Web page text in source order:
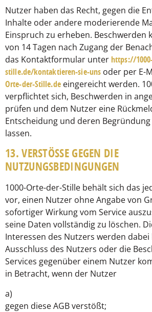
Nutzer haben das Recht, gegen die
Inhalte oder andere moderierende
Einspruch zu erheben. Beschwerden
von 14 Tagen nach Zugang der
das Kontaktformular unter https://
stille.de/kontaktieren-sie-uns oder per E-
Orte-der-Stille.deeingereicht werden.
verpflichtet sich, Beschwerden in
prüfen und dem Nutzer eine
Entscheidung und deren
lassen.
13. VERSTÖSSE GEGEN DIE
NUTZUNGSBEDINGUNGEN
1000-Orte-der-Stille behält sich das
vor, einen Nutzer ohne Angabe von
sofortiger Wirkung vom Service
seine Daten vollständig zu löschen.
Interessen des Nutzers werden
Ausschluss des Nutzers oder die
Services gegenüber einem Nutzer
in Betracht, wenn der Nutzer
a)
gegen diese AGB verstößt;